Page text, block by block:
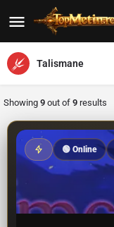
Talismane
Showing 9 out of 9 results
🟢 Online